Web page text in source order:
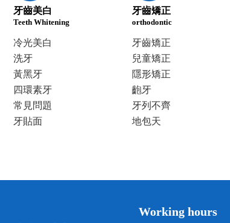
牙齒美白
Teeth Whitening
冷光美白
洗牙
黃黑牙
四環素牙
常見問題
牙貼面
牙齒矯正
orthodontic
牙齒矯正
兒童矯正
隱形矯正
齙牙
牙列不齊
地包天
Working hours